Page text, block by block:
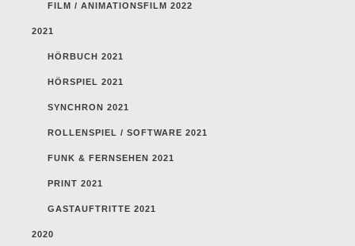
FILM / ANIMATIONSFILM 2022
2021
HÖRBUCH 2021
HÖRSPIEL 2021
SYNCHRON 2021
ROLLENSPIEL / SOFTWARE 2021
FUNK & FERNSEHEN 2021
PRINT 2021
GASTAUFTRITTE 2021
2020